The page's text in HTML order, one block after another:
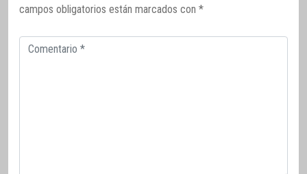
campos obligatorios están marcados con *
Comentario